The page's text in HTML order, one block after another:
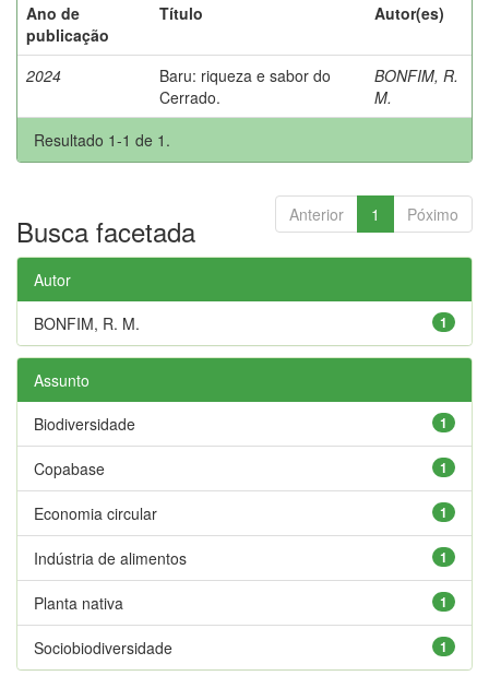
Ano de
publicação
Título Autor(es)
2024
Baru: riqueza e sabor do
Cerrado.
BONFIM, R.
M.
Resultado 1-1 de 1.
Anterior 1 Póximo
Busca facetada
Autor
1
BONFIM, R. M.
Assunto
1
Biodiversidade
1
Copabase
1
Economia circular
1
Indústria de alimentos
1
Planta nativa
1
Sociobiodiversidade